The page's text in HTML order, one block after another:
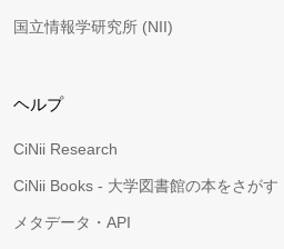
国立情報学研究所 (NII)
ヘルプ
CiNii Research
CiNii Books - 大学図書館の本をさがす
メタデータ・API